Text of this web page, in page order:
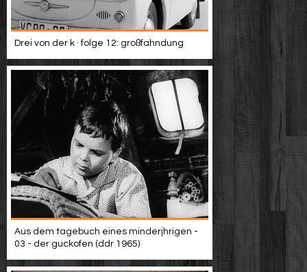
Drei von der k · folge 12: großfahndung
Aus dem tagebuch eines minderjhrigen -
03 - der guckofen (ddr 1965)